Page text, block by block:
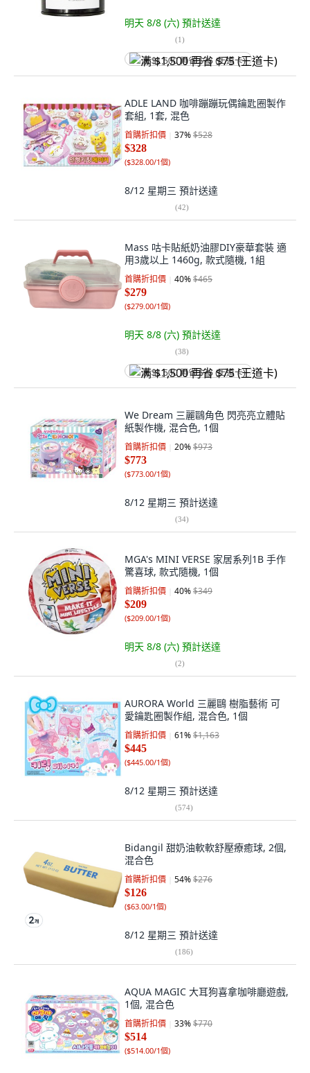
明天 8/8 (六) 預計送達
(1)
满 $1,500 再省 $75 (王道卡)
ADLE LAND 咖啡蹦蹦玩偶鑰匙圈製作
套組, 1套, 混色
首購折扣價 37%$528
$328
($328.00/1個)
8/12 星期三 預計送達
(42)
Mass 咕卡貼紙奶油膠DIY豪華套裝 適
用3歲以上 1460g, 款式隨機, 1組
首購折扣價 40%$465
$279
($279.00/1個)
明天 8/8 (六) 預計送達
(38)
满 $1,500 再省 $75 (王道卡)
We Dream 三麗鷗角色 閃亮亮立體貼
紙製作機, 混合色, 1個
首購折扣價 20%$973
$773
($773.00/1個)
8/12 星期三 預計送達
(34)
MGA's MINI VERSE 家居系列1B 手作
驚喜球, 款式隨機, 1個
首購折扣價 40%$349
$209
($209.00/1個)
明天 8/8 (六) 預計送達
(2)
AURORA World 三麗鷗 樹脂藝術 可
愛鑰匙圈製作組, 混合色, 1個
首購折扣價 61%$1,163
$445
($445.00/1個)
8/12 星期三 預計送達
(574)
Bidangil 甜奶油軟軟舒壓療癒球, 2個,
混合色
首購折扣價 54%$276
$126
($63.00/1個)
8/12 星期三 預計送達
(186)
AQUA MAGIC 大耳狗喜拿咖啡廳遊戲,
1個, 混合色
首購折扣價 33%$770
$514
($514.00/1個)